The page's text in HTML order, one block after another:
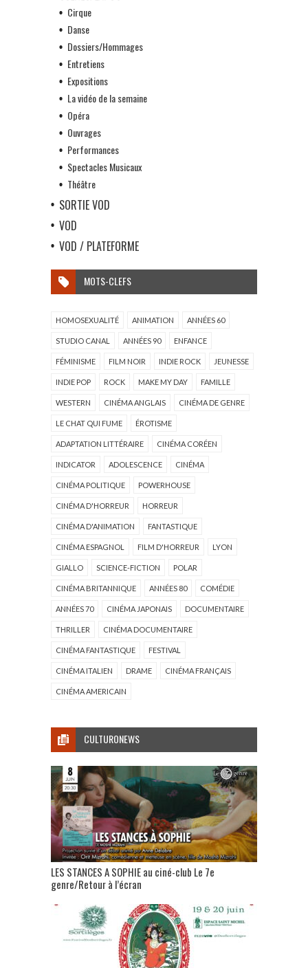
Cirque
Danse
Dossiers/Hommages
Entretiens
Expositions
La vidéo de la semaine
Opéra
Ouvrages
Performances
Spectacles Musicaux
Théâtre
SORTIE VOD
VOD
VOD / PLATEFORME
MOTS-CLEFS
HOMOSEXUALITÉ ANIMATION ANNÉES 60
STUDIO CANAL ANNÉES 90 ENFANCE
FÉMINISME FILM NOIR INDIE ROCK JEUNESSE
INDIE POP ROCK MAKE MY DAY FAMILLE
WESTERN CINÉMA ANGLAIS CINÉMA DE GENRE
LE CHAT QUI FUME ÉROTISME
ADAPTATION LITTÉRAIRE CINÉMA CORÉEN
INDICATOR ADOLESCENCE CINÉMA
CINÉMA POLITIQUE POWERHOUSE
CINÉMA D'HORREUR HORREUR
CINÉMA D'ANIMATION FANTASTIQUE
CINÉMA ESPAGNOL FILM D'HORREUR LYON
GIALLO SCIENCE-FICTION POLAR
CINÉMA BRITANNIQUE ANNÉES 80 COMÉDIE
ANNÉES 70 CINÉMA JAPONAIS DOCUMENTAIRE
THRILLER CINÉMA DOCUMENTAIRE
CINÉMA FANTASTIQUE FESTIVAL
CINÉMA ITALIEN DRAME CINÉMA FRANÇAIS
CINÉMA AMERICAIN
CULTURONEWS
LES STANCES A SOPHIE au ciné-club Le 7e
genre/Retour à l’écran